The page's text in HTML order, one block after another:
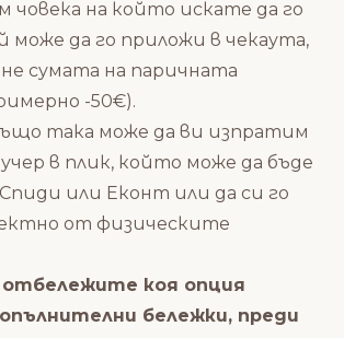
човека на който искате да го
може да го приложи в чекаута,
сумата на паричната
-50€).
така може да ви изпратим
в плик, който може да бъде
или Еконт или да си го
от физическите
коя опция
бележки, преди